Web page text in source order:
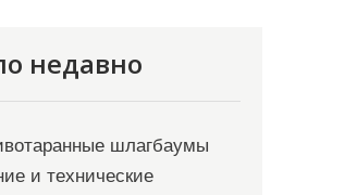
недавно
шлагбаумы
и технические